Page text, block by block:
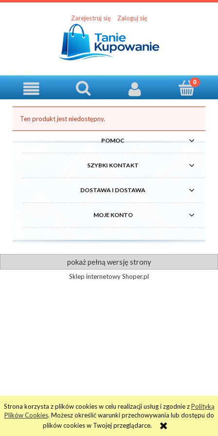
Strona korzysta z plików cookies w celu realizacji usług i zgodnie zPolityką
Plików Cookies. Możesz określić warunki przechowywania lub dostępu do
plików cookies w Twojej przeglądarce.
Zarejestruj się Zaloguj się
Ten produkt jest niedostępny.
POMOC
SZYBKI KONTAKT
DOSTAWA I DOSTAWA
MOJE KONTO
pokaż pełną wersję strony
Sklep internetowy Shoper.pl